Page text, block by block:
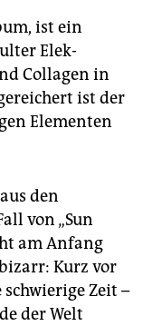
ist ein
Elek­
Collagen in
ist der
Elementen
den
von „Sun
am Anfang
Kurz vor
Zeit –
der Welt